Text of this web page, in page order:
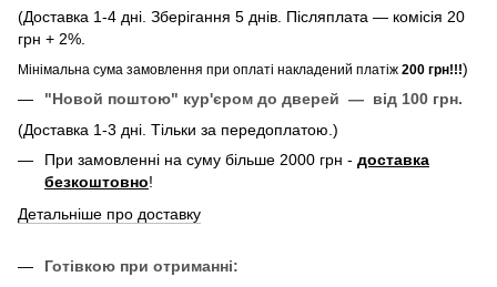
(Доставка 1-4 дні. Зберігання 5 днів. Післяплата — комісія 20
грн + 2%.
Мінімальна сума замовлення при оплаті накладений платіж 200 грн!!!)
"Новой поштою" кур'єром до дверей — від 100 грн.
(Доставка 1-3 дні. Тільки за передоплатою.)
При замовленні на суму більше 2000 грн - доставка
безкоштовно!
Детальніше про доставку
Готівкою при отриманні: